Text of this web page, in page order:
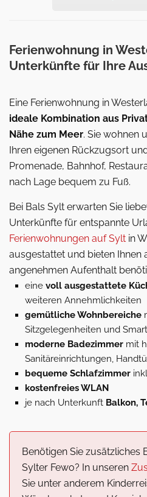
Ferienwohnung in
Unterkünfte für Ihre
Eine Ferienwohnung in
ideale Kombination aus
Nähe zum Meer. Sie wohnen
Ihren eigenen Rückzugsort
Promenade, Bahnhof,
nach Lage bequem zu Fuß.
Bei Bals Sylt erwarten Sie
Unterkünfte für entspannte
Ferienwohnungen auf Sylt in
ausgestattet und bieten Ihnen
angenehmen Aufenthalt
eine voll ausgestattete
weiteren Annehmlichkeiten
gemütliche Wohnbereiche
Sitzgelegenheiten und
moderne Badezimmer mit
Sanitäreinrichtungen,
bequeme Schlafzimmer
kostenfreies WLAN
je nach Unterkunft Balkon,
Benötigen Sie zusätzliches
Sylter Fewo? In unseren
Sie unter anderem